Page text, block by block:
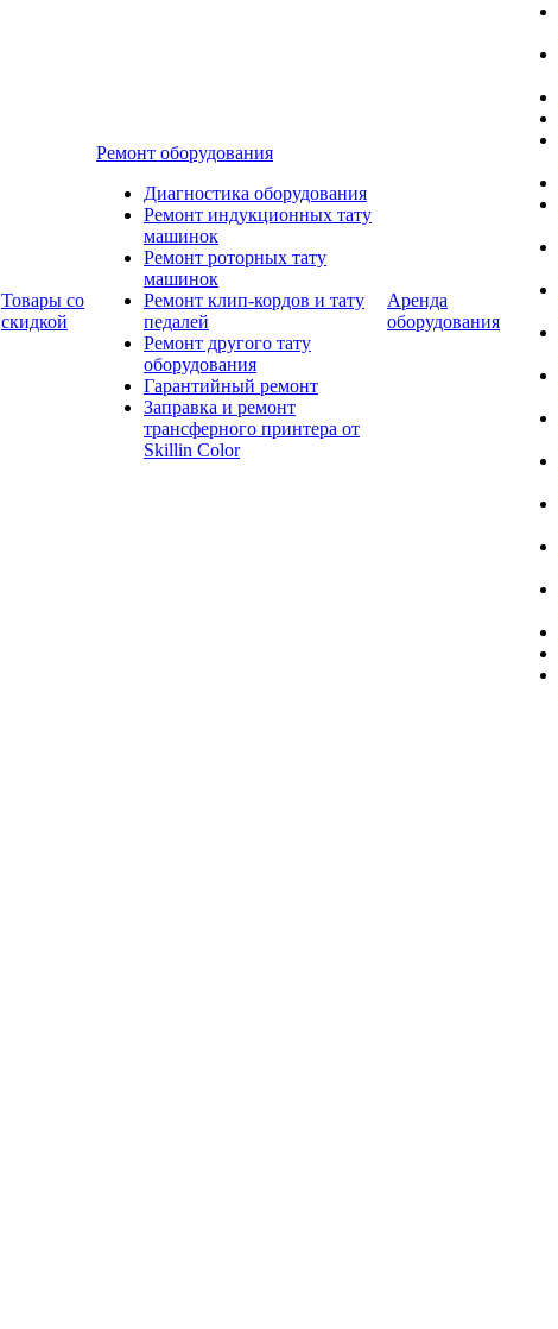
Товары со
скидкой
Ремонт оборудования
Диагностика оборудования
Ремонт индукционных тату
машинок
Ремонт роторных тату
машинок
Ремонт клип-кордов и тату
педалей
Ремонт другого тату
оборудования
Гарантийный ремонт
Заправка и ремонт
трансферного принтера от
Skillin Color
Аренда
оборудования